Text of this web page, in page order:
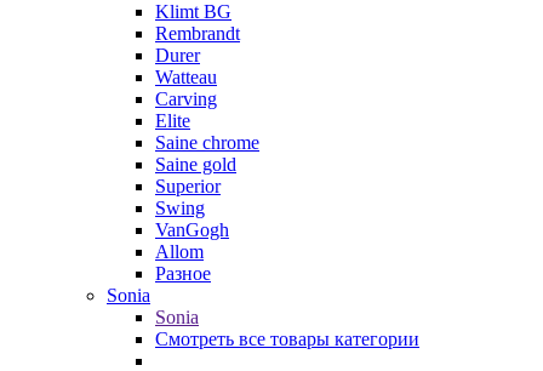
Klimt BG
Rembrandt
Durer
Watteau
Carving
Elite
Saine chrome
Saine gold
Superior
Swing
VanGogh
Allom
Разное
Sonia
Sonia
Смотреть все товары категории